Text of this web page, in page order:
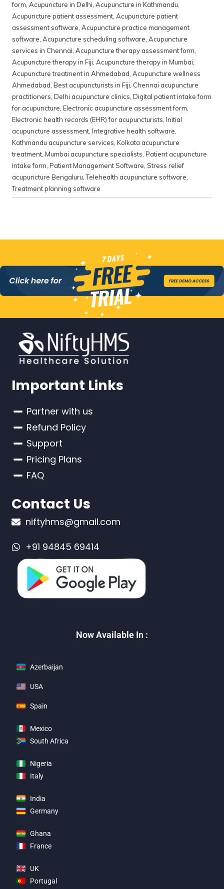
form Acupuncture in Delhi Acupuncture in Kathmandu
Acupuncture patient assessment Acupuncture patient
assessment software Acupuncture practice management
software Acupuncture scheduling software Acupuncture
services in Chennai Acupuncture therapy assessment form
Acupuncture therapy in Fiji Acupuncture therapy in Mumbai
Acupuncture treatment in Ahmedabad Acupuncture wellness
Ahmedabad Best acupuncturists in Fiji Chennai acupuncture
practitioners Delhi acupuncture clinics Digital patient intake form
for acupuncture Electronic acupuncture assessment form
Electronic health records (EHR) for acupuncturists Initial
acupuncture assessment Integrative health software
Kathmandu acupuncture services Kolkata acupuncture
treatment Mumbai acupuncture specialists Patient acupuncture
intake form Patient Management Software Stress relief
acupuncture Bengaluru ,Telehealth acupuncture software
Treatment planning software
Important Links
Partner with us
Refund Policy
Support
Pricing Plans
FAQ
Contact Us
niftyhms@gmail.com
+91 94845 69414
Now Available In :
Azerbaijan
USA
Spain
Mexico
South Africa
Nigeria
Italy
India
Germany
Ghana
France
UK
Portugal